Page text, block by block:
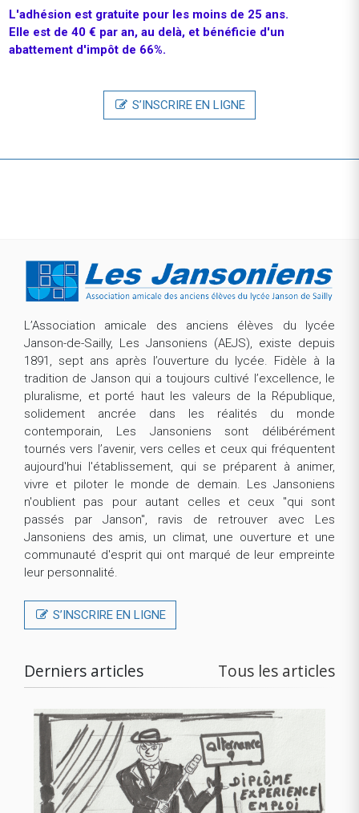
L'adhésion est gratuite pour les moins de 25 ans.
Elle est de 40 € par an, au delà, et bénéficie d'un
abattement d'impôt de 66%.
S’INSCRIRE EN LIGNE
Alternance - Paris (France)
GIE AXAApprenticeship - Actuarial P&C - September 2025
Alternance - Paris (France)
ThalesALTERNANCE S3NS - Chargé de communication
visuelle /Graphiste en alternance (H/F)
L’Association amicale des anciens élèves du lycée
Janson-de-Sailly, Les Jansoniens (AEJS), existe depuis
1891, sept ans après l’ouverture du lycée. Fidèle à la
tradition de Janson qui a toujours cultivé l’excellence, le
pluralisme, et porté haut les valeurs de la République,
solidement ancrée dans les réalités du monde
contemporain, Les Jansoniens sont délibérément
tournés vers l’avenir, vers celles et ceux qui fréquentent
aujourd'hui l'établissement, qui se préparent à animer,
vivre et piloter le monde de demain. Les Jansoniens
n'oublient pas pour autant celles et ceux "qui sont
passés par Janson", ravis de retrouver avec Les
Jansoniens des amis, un climat, une ouverture et une
communauté d'esprit qui ont marqué de leur empreinte
leur personnalité.
S’INSCRIRE EN LIGNE
Derniers articles Tous les articles